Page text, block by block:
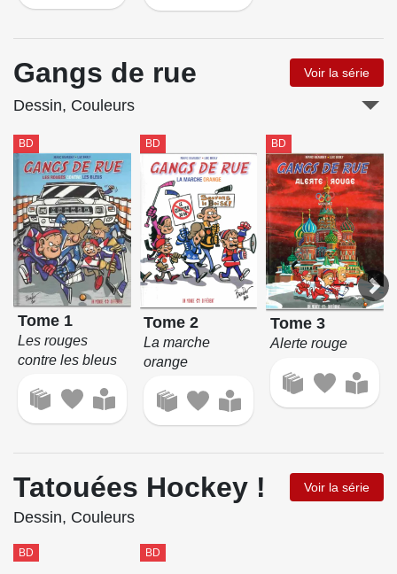
Gangs de rue Voir la série
Dessin, Couleurs
BD
Tome 1
Les rouges
contre les bleus
BD
Tome 2
La marche
orange
BD
Tome 3
Alerte rouge
Tatouées Hockey ! Voir la série
Dessin, Couleurs
BD BD